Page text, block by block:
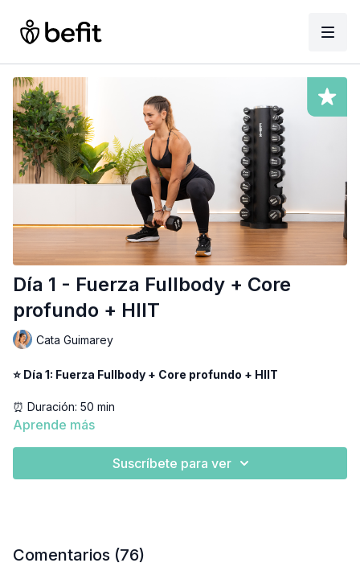
Día 1 - Fuerza Fullbody + Core
profundo + HIIT
Cata Guimarey
⭐ Día 1: Fuerza Fullbody + Core profundo + HIIT
⏰ Duración: 50 min
👉🏼 Equipamiento: Mancuernas, pesas rusas, colchoneta, banda
📝 Materiales incluidos:
💪🏽Gym
Aprende más
Suscríbete para ver
Comentarios (76)